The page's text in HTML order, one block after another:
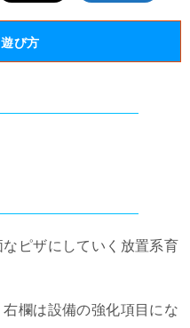
び方
ピザにしていく放置系育
欄は設備の強化項目にな